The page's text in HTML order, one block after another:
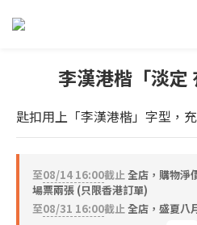
李漢港楷「淡定
匙扣用上「李漢港楷」字型，
至08/14 16:00截止全店，購物淨
場票兩張 (只限香港訂單)
至08/31 16:00截止全店，盛夏八